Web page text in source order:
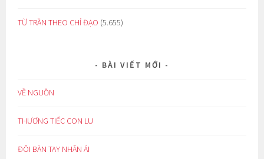
TỪ TRẦN THEO CHỈ ĐẠO (5.655)
BÀI VIẾT MỚI
VỀ NGUỒN
THƯƠNG TIẾC CON LU
ĐÔI BÀN TAY NHÂN ÁI